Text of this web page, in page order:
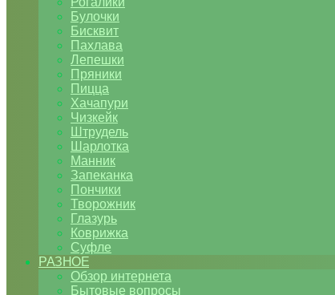
Булочки
Бисквит
Пахлава
Лепешки
Пряники
Пицца
Хачапури
Чизкейк
Штрудель
Шарлотка
Манник
Запеканка
Пончики
Творожник
Глазурь
Коврижка
Суфле
РАЗНОЕ
Обзор интернета
Бытовые вопросы